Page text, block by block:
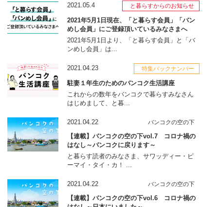
2021.05.4 と暮らすからのお知らせ
2021年5月1日現在、「と暮らす会員」「バン
めし会員」にご登録頂いているみなさまへ
2021年5月1日より、「と暮らす会員」と「バ
ンめし会員」は...
2021.04.23 特集バックナンバー
駐妻１年生のためのバンコク生活講座
これからの数年をバンコクで暮らすみなさん
はじめまして、と暮...
2021.04.22 バンコクの空の下
【連載】バンコクの空の下vol.7 コロナ禍の
はなし～バンコクに戻ります～
と暮らす読者のみなさま、サワッディー・ピ
ーマイ・タイ・カ！ ...
2021.04.22 バンコクの空の下
【連載】バンコクの空の下vol.6 コロナ禍の